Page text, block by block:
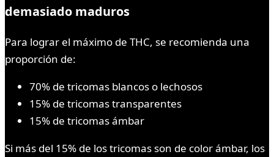
demasiado maduros
Para lograr el máximo de THC, se recomienda una
proporción de:
70% de tricomas blancos o lechosos
15% de tricomas transparentes
15% de tricomas ámbar
Si más del 15% de los tricomas son de color ámbar, los